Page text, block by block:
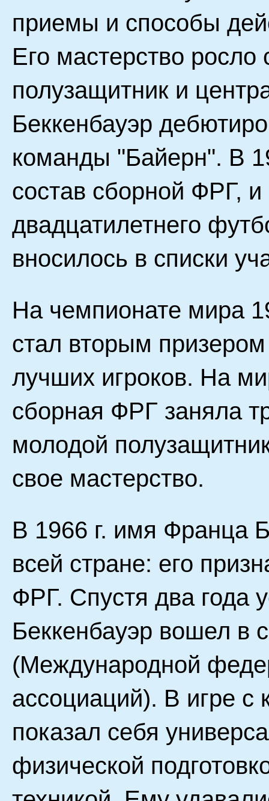
приемы и способы
Его мастерство
полузащитник и
Беккенбауэр
команды "Байерн". В
состав сборной ФРГ,
двадцатилетнего
вносилось в списки
На чемпионате мира
стал вторым
лучших игроков. На
сборная ФРГ заняла
молодой
свое мастерство.
В 1966 г. имя Франца
всей стране: его
ФРГ. Спустя два года
Беккенбауэр вошел в
(Международной
ассоциаций). В игре с
показал себя
физической